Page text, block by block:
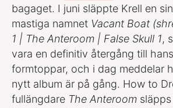
bagaget. I juni släppte Krell en
mastiga namnet Vacant Boat
1 | The Anteroom | False Skull 1,
vara en definitiv återgång till
formtoppar, och i dag meddelar
nytt album är på gång. How to
fullängdare The Anteroom